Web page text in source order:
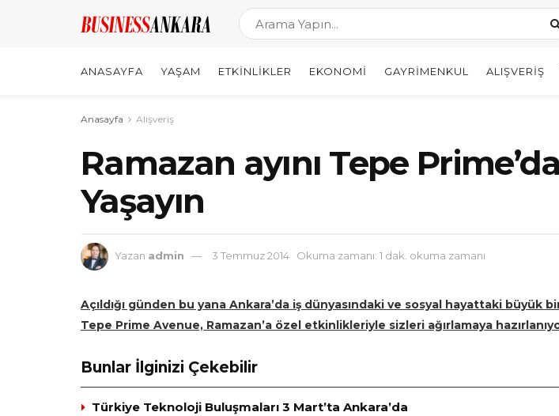
ANASAYFA YAŞAM ETKINLIKLER EKONOMI GAYRIMENKUL ALIŞVERIŞ
Anasayfa Alışveriş
Ramazan ayını Tepe Prime’da
Yaşayın
Yazan admin 3 Temmuz 2014 Okuma zamanı: 1 dak. okuma zamanı
Açıldığı günden bu yana Ankara’da iş dünyasındaki ve sosyal hayattaki büyük
Tepe Prime Avenue, Ramazan’a özel etkinlikleriyle sizleri ağırlamaya
Bunlar İlginizi Çekebilir
Türkiye Teknoloji Buluşmaları 3 Mart’ta Ankara’da